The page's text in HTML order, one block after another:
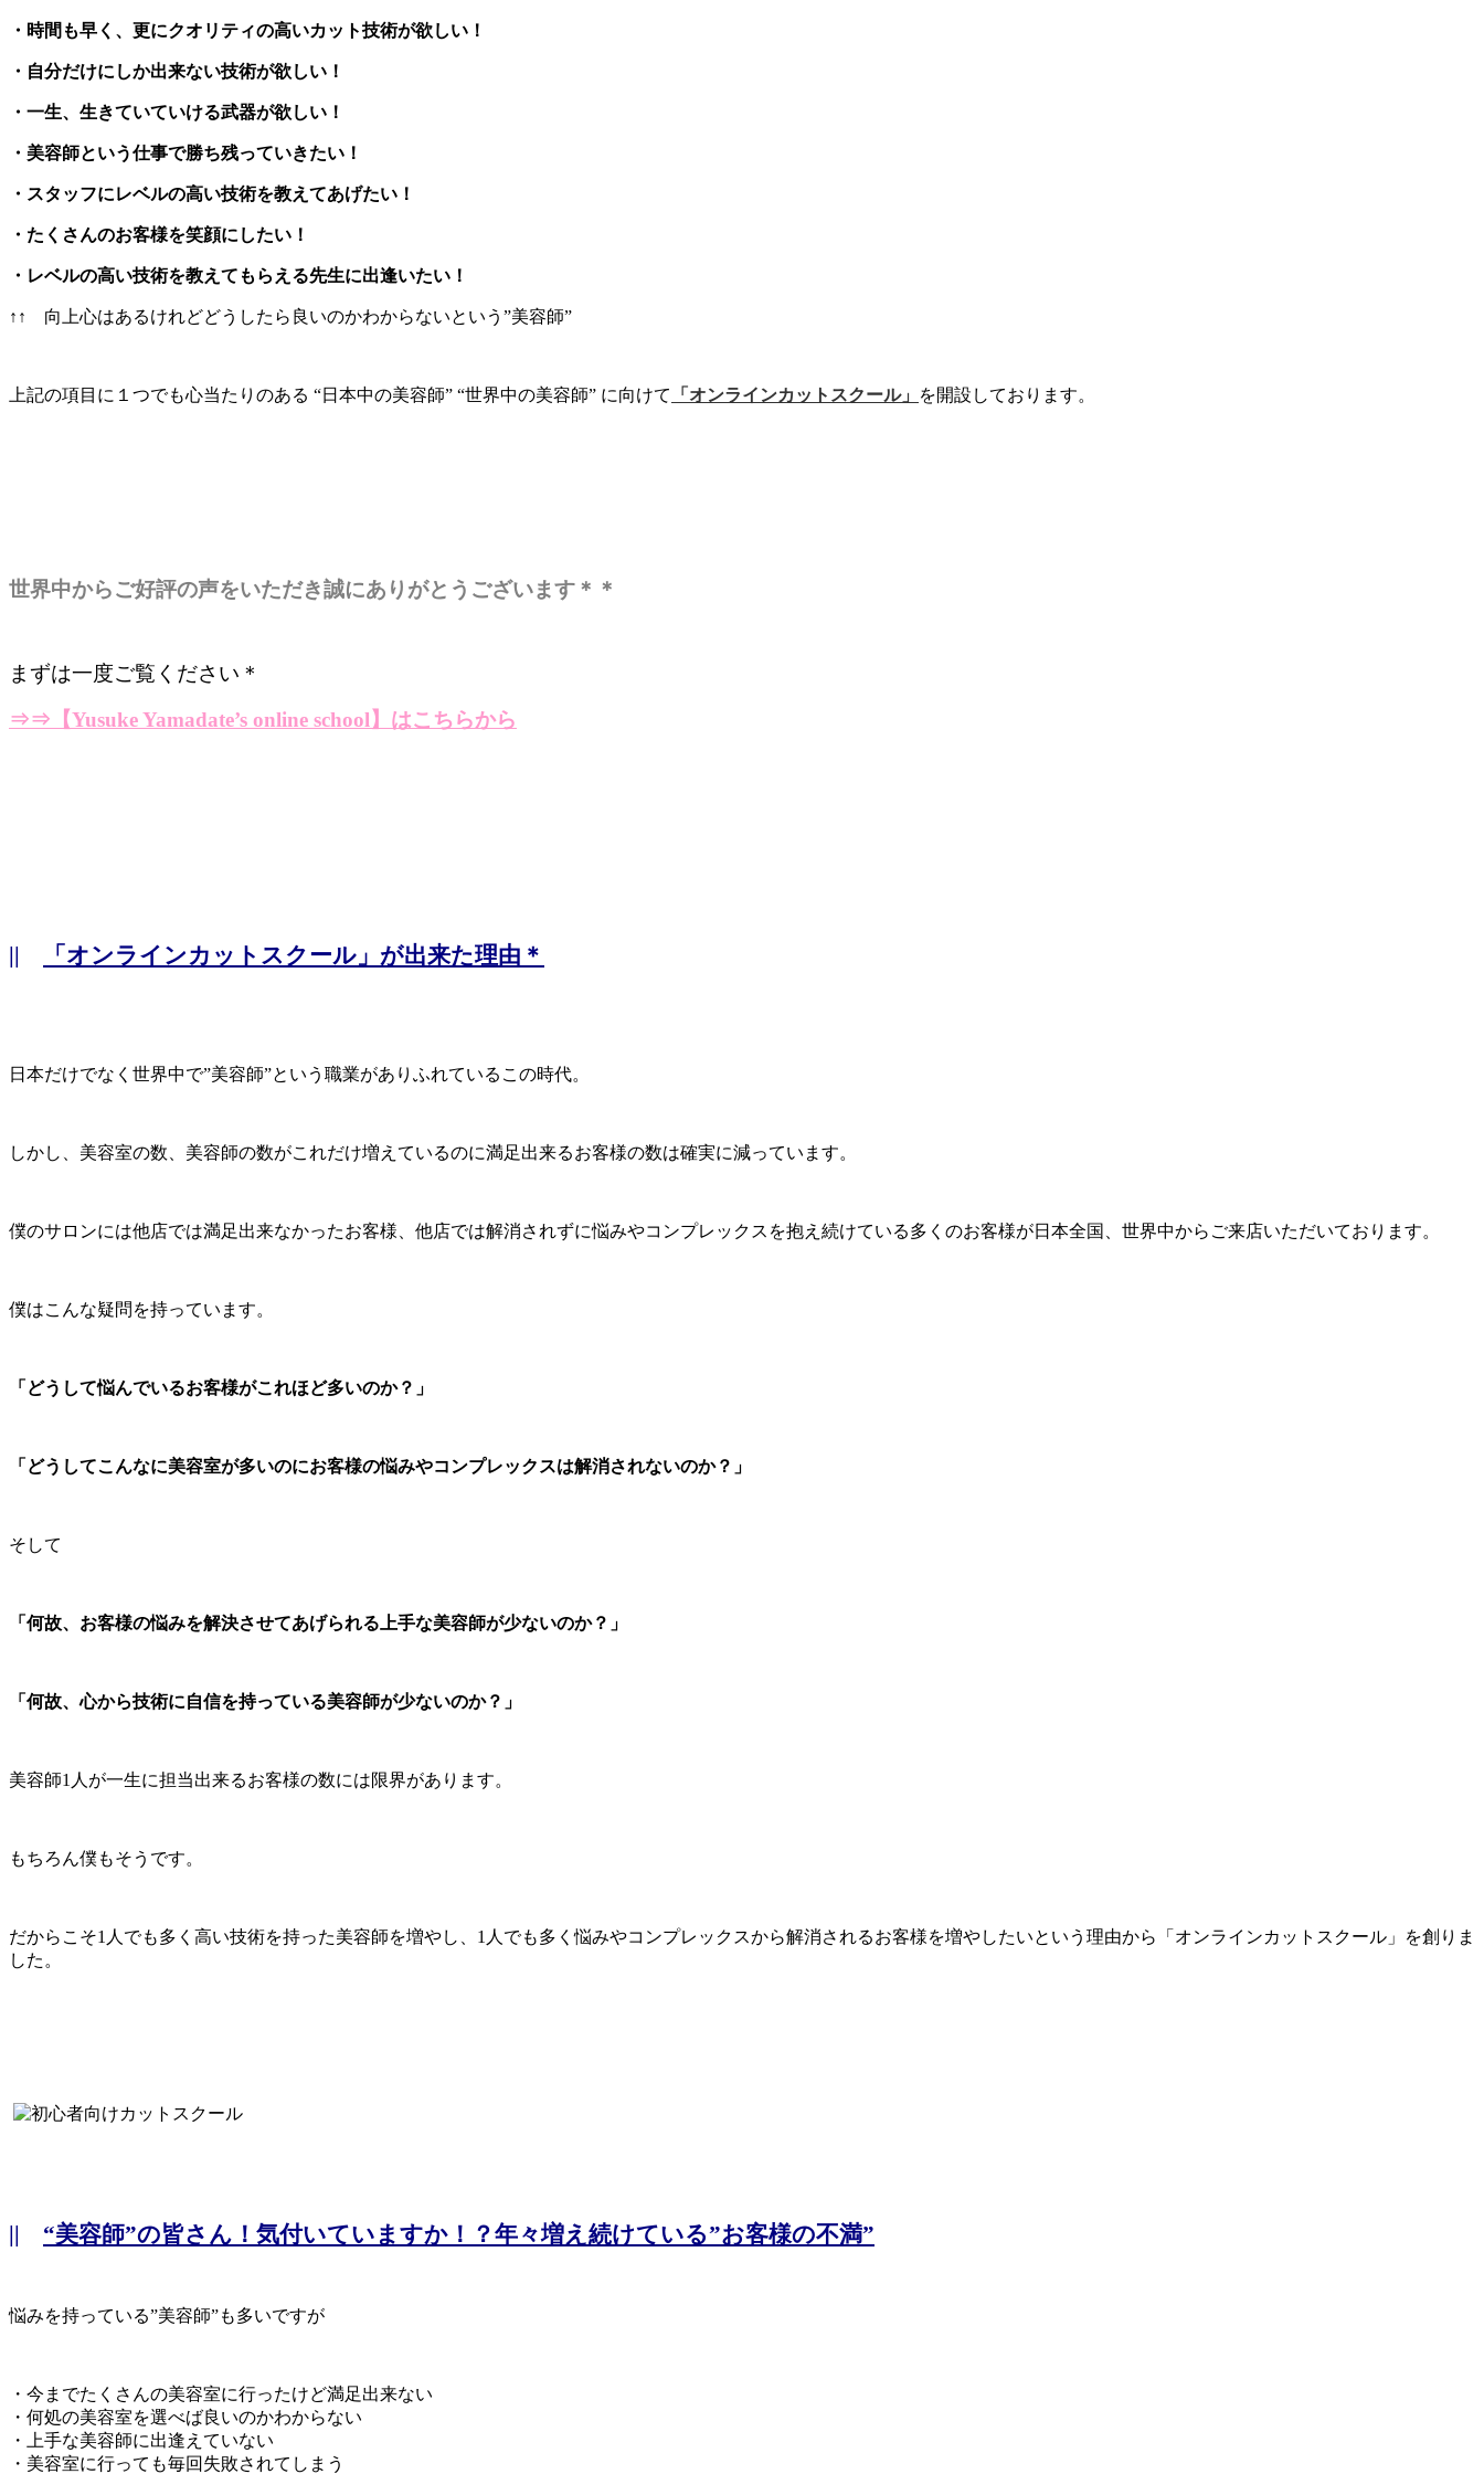
・時間も早く、更にクオリティの高いカット技術が欲しい！
・自分だけにしか出来ない技術が欲しい！
・一生、生きていていける武器が欲しい！
・美容師という仕事で勝ち残っていきたい！
・スタッフにレベルの高い技術を教えてあげたい！
・たくさんのお客様を笑顔にしたい！
・レベルの高い技術を教えてもらえる先生に出逢いたい！
↑↑ 向上心はあるけれどどうしたら良いのかわからないという”美容師”
上記の項目に１つでも心当たりのある “日本中の美容師” “世界中の美容師” に向けて 「オンラインカットスクール」 を開設しております。
世界中からご好評の声をいただき誠にありがとうございます＊＊
まずは一度ご覧ください＊
⇒⇒ 【Yusuke Yamadate’s online school】はこちらから
|| 「オンラインカットスクール」が出来た理由＊
日本だけでなく世界中で”美容師”という職業がありふれているこの時代。
しかし、美容室の数、美容師の数がこれだけ増えているのに満足出来るお客様の数は確実に減っています。
僕のサロンには他店では満足出来なかったお客様、他店では解消されずに悩みやコンプレックスを抱え続けている多くのお客様が日本全国、世界中からご来店いただいております。
僕はこんな疑問を持っています。
「どうして悩んでいるお客様がこれほど多いのか？」
「どうしてこんなに美容室が多いのにお客様の悩みやコンプレックスは解消されないのか？」
そして
「何故、お客様の悩みを解決させてあげられる上手な美容師が少ないのか？」
「何故、心から技術に自信を持っている美容師が少ないのか？」
美容師1人が一生に担当出来るお客様の数には限界があります。
もちろん僕もそうです。
だからこそ1人でも多く高い技術を持った美容師を増やし、1人でも多く悩みやコンプレックスから解消されるお客様を増やしたいという理由から「オンラインカットスクール」を創りま
した。
|| “美容師”の皆さん！気付いていますか！？年々増え続けている”お客様の不満”
悩みを持っている”美容師”も多いですが
・今までたくさんの美容室に行ったけど満足出来ない
・何処の美容室を選べば良いのかわからない
・上手な美容師に出逢えていない
・美容室に行っても毎回失敗されてしまう